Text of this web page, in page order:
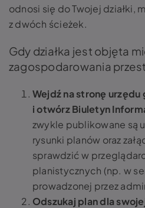
odnosi się do Twojej działki,
z dwóch ścieżek.
Gdy działka jest objęta
zagospodarowania
Wejdź na stronę urzędu
i otwórz Biuletyn
zwykle publikowane są
rysunki planów oraz
sprawdzić w
planistycznych (np. w
prowadzonej przez
Odszukaj plan dla